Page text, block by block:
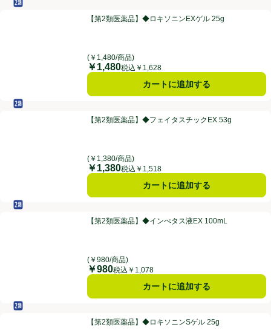
【第2類医薬品】◆ロキソニンEXゲル 25g
セルフメディケーション税制対象
第2類医薬品
【第2類医薬品】◆ロキソニンEXゲル 25g
(￥1,480/商品)
価格
￥1,480税込￥1,628
カートに追加する
【第2類医薬品】◆フェイタスチックEX 53g
セルフメディケーション税制対象
第2類医薬品
【第2類医薬品】◆フェイタスチックEX 53g
(￥1,380/商品)
価格
￥1,380税込￥1,518
カートに追加する
【第2類医薬品】◆インぺタス液EX 100mL
セルフメディケーション税制対象
第2類医薬品
【第2類医薬品】◆インぺタス液EX 100mL
(￥980/商品)
価格
￥980税込￥1,078
カートに追加する
【第2類医薬品】◆ロキソニンSゲル 25g
セルフメディケーション税制対象
第2類医薬品
【第2類医薬品】◆ロキソニンSゲル 25g